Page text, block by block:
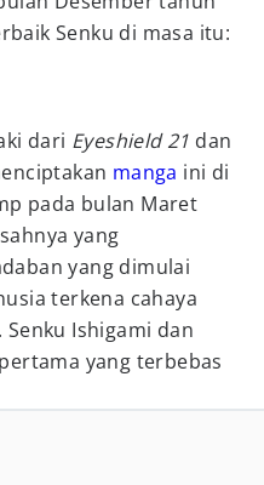
Senku di masa itu:
dari Eyeshield 21 dan
manga ini di
pada bulan Maret
yang
yang dimulai
terkena cahaya
Ishigami dan
yang terbebas